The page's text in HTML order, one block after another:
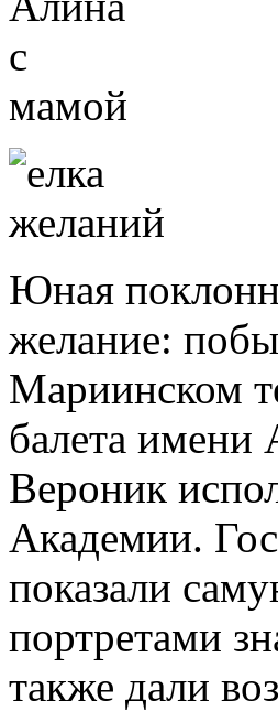
Юная
желание:
Мариинском
балета имени
Вероник
Академии.
показали
портретами
также дали